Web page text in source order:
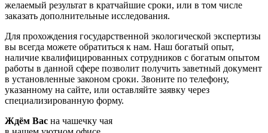
желаемый результат в кратчайшие сроки, или в том числе
заказать дополнительные исследования.
Для прохождения государственной экологической экспертизы
вы всегда можете обратиться к нам. Наш богатый опыт,
наличие квалифицированных сотрудников с богатым опытом
работы в данной сфере позволит получить заветный документ
в установленные законом сроки. Звоните по телефону,
указанному на сайте, или оставляйте заявку через
специализированную форму.
Ждём Вас на чашечку чая